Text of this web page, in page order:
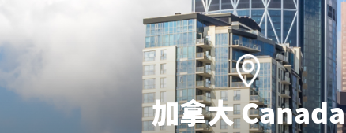
加拿大 Canada